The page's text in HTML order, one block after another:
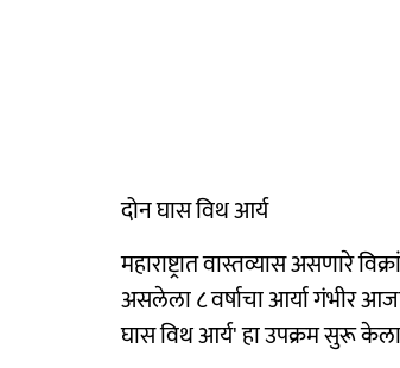
दोन घास विथ आर्य
महाराष्ट्रात वास्तव्यास असणारे
असलेला ८ वर्षाचा आर्या गंभीर
घास विथ आर्य' हा उपक्रम सुरू